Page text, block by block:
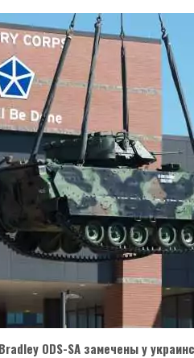
ODS-SA замечены у